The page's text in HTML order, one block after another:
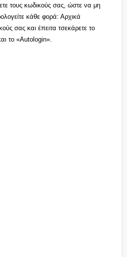
τους κωδικούς σας, ώστε να μη
κάθε φορά: Αρχικά
σας και έπειτα τσεκάρετε το
το «Autologin».